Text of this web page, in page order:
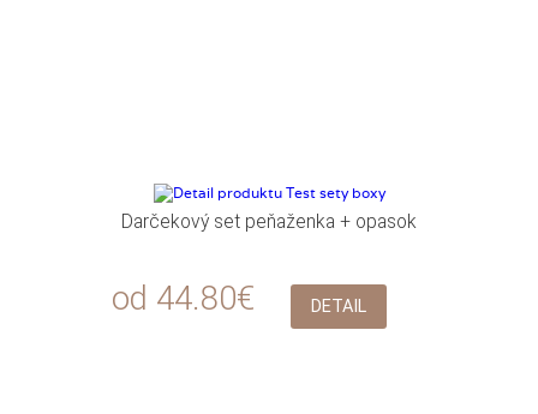
Darčekový set peňaženka + opasok
od 44.80€ DETAIL